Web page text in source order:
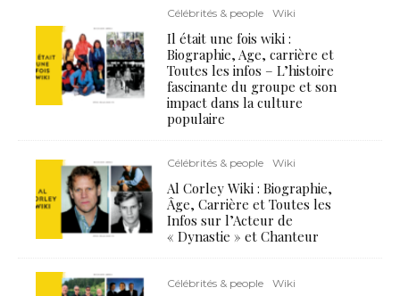
Célébrités & people Wiki
Il était une fois wiki :
Biographie, Age, carrière et
Toutes les infos – L’histoire
fascinante du groupe et son
impact dans la culture
populaire
Célébrités & people Wiki
Al Corley Wiki : Biographie,
Âge, Carrière et Toutes les
Infos sur l’Acteur de
« Dynastie » et Chanteur
Célébrités & people Wiki